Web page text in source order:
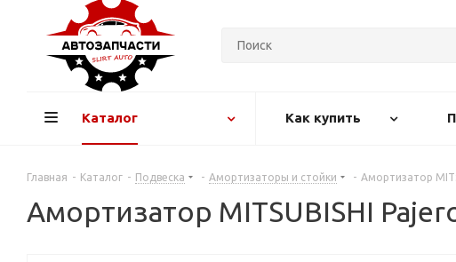
Каталог Как купить
Главная - Каталог - Подвеска - Амортизаторы и стойки - Амортизатор
Амортизатор MITSUBISHI